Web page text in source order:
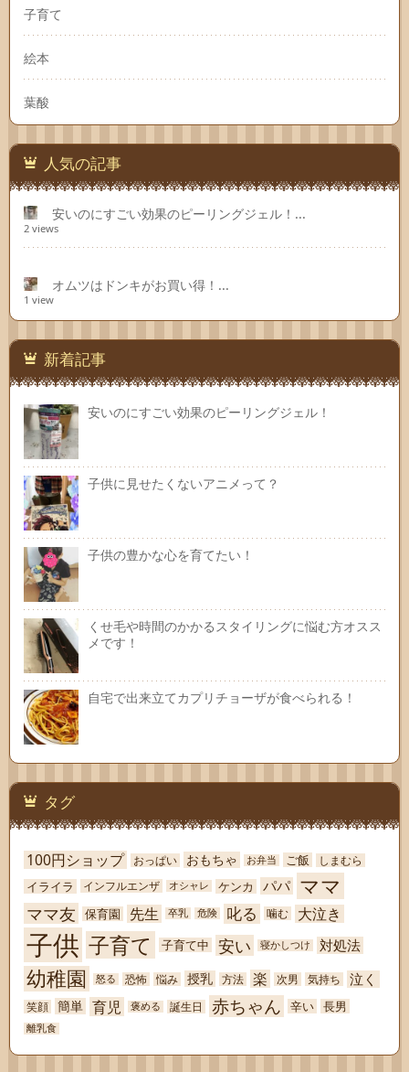
子育て
絵本
葉酸
人気の記事
安いのにすごい効果のピーリングジェル！...
2 views
オムツはドンキがお買い得！...
1 view
新着記事
安いのにすごい効果のピーリングジェル！
子供に見せたくないアニメって？
子供の豊かな心を育てたい！
くせ毛や時間のかかるスタイリングに悩む方オスス
メです！
自宅で出来立てカプリチョーザが食べられる！
タグ
100円ショップ おっぱい おもちゃ お弁当 ご飯 しまむら
イライラ インフルエンザ オシャレ ケンカ パパ ママ
ママ友 保育園 先生 卒乳 危険 叱る 噛む 大泣き
子供 子育て 子育て中 安い 寝かしつけ 対処法
幼稚園 怒る 恐怖 悩み 授乳 方法 楽 次男 気持ち 泣く
笑顔 簡単 育児 褒める 誕生日 赤ちゃん 辛い 長男
離乳食